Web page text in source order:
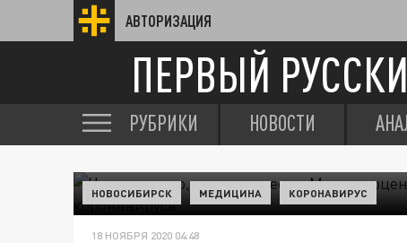
АВТОРИЗАЦИЯ
ПЕРВЫЙ
РУБРИКИ НОВОСТИ
НОВОСИБИРСК МЕДИЦИНА КОРОНАВИРУС
18 НОЯБРЯ 2020 04:48